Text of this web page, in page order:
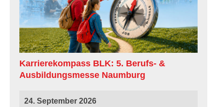
Karrierekompass BLK: 5. Berufs- &
Ausbildungsmesse Naumburg
24. September 2026